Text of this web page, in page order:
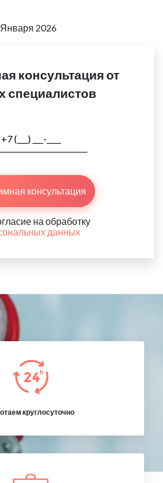
2026
консультация от
специалистов
консультация
на обработку
данных
круглосуточно